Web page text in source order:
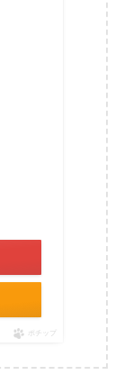
ポチップ